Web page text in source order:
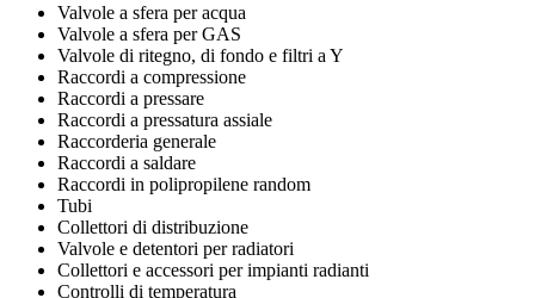
Valvole a sfera per acqua
Valvole a sfera per GAS
Valvole di ritegno, di fondo e filtri a Y
Raccordi a compressione
Raccordi a pressare
Raccordi a pressatura assiale
Raccorderia generale
Raccordi a saldare
Raccordi in polipropilene random
Tubi
Collettori di distribuzione
Valvole e detentori per radiatori
Collettori e accessori per impianti radianti
Controlli di temperatura